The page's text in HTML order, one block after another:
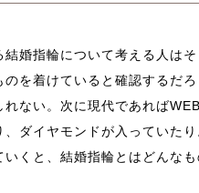
婚指輪について考える人は
を着けていると確認するだ
ない。次に現代であれば
ダイヤモンドが入っていた
くと、結婚指輪とはどんな